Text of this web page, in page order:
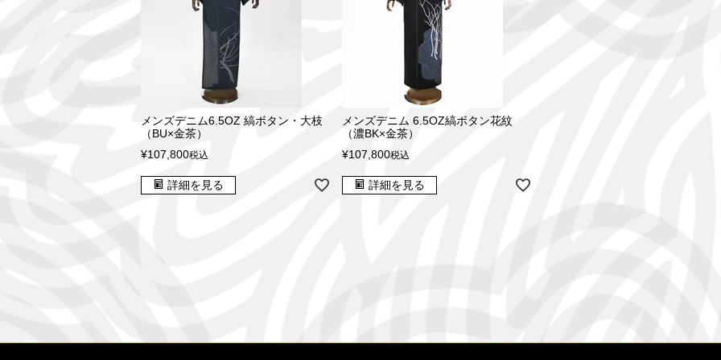
メンズデニム6.5OZ 縞ボタン・大枝
（BU×金茶）
¥107,800税込
詳細を見る
メンズデニム 6.5OZ縞ボタン花紋
（濃BK×金茶）
¥107,800税込
詳細を見る